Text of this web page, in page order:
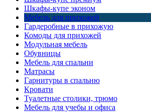
Шкафы-купе эконом
Мебель для прихожей
Гардеробные в прихожую
Комоды для прихожей
Модульная мебель
Обувницы
Мебель для спальни
Матрасы
Гарнитуры в спальню
Кровати
Туалетные столики, трюмо
Мебель для учебы и офиса